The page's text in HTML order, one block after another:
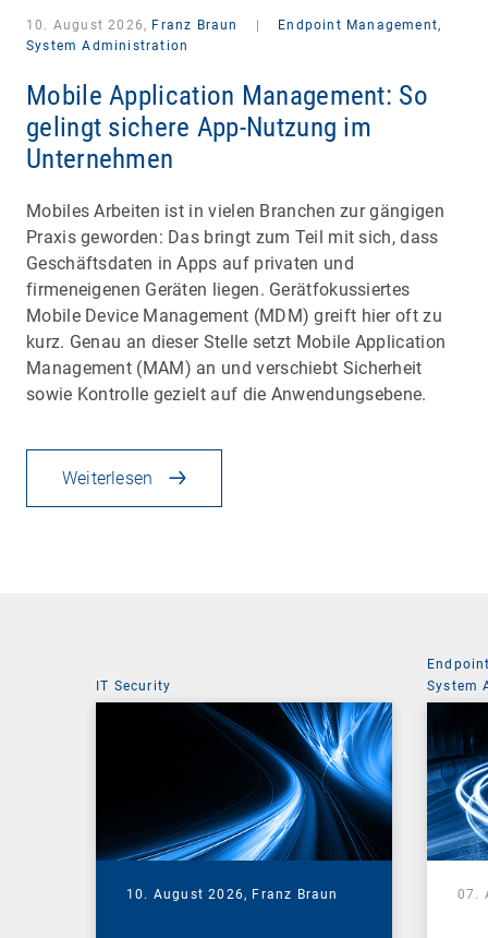
10. August 2026, Franz Braun
Endpoint Management,
System Administration
Mobile Application Management: So
gelingt sichere App-Nutzung im
Unternehmen
Mobiles Arbeiten ist in vielen Branchen zur gängigen
Praxis geworden: Das bringt zum Teil mit sich, dass
Geschäftsdaten in Apps auf privaten und
firmeneigenen Geräten liegen. Gerätfokussiertes
Mobile Device Management (MDM) greift hier oft zu
kurz. Genau an dieser Stelle setzt Mobile Application
Management (MAM) an und verschiebt Sicherheit
sowie Kontrolle gezielt auf die Anwendungsebene.
Weiterlesen
IT Security
10. August 2026, Franz Braun
System
07.